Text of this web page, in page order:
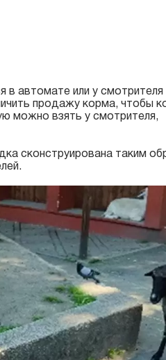
в автомате или у смотрителя
продажу корма, чтобы
можно взять у смотрителя,
сконструирована таким